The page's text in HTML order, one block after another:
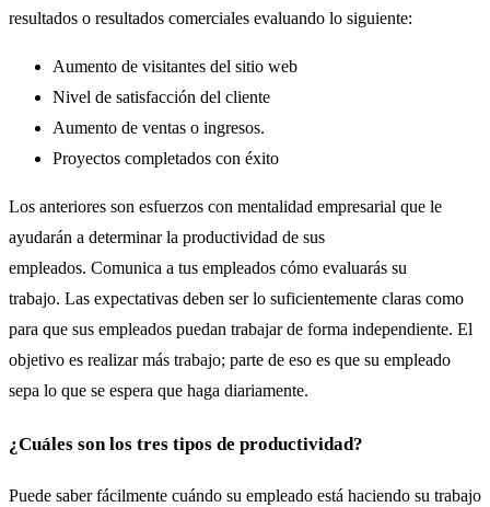
resultados o resultados comerciales evaluando lo siguiente:
Aumento de visitantes del sitio web
Nivel de satisfacción del cliente
Aumento de ventas o ingresos.
Proyectos completados con éxito
Los anteriores son esfuerzos con mentalidad empresarial que le
ayudarán a determinar la productividad de sus
empleados. Comunica a tus empleados cómo evaluarás su
trabajo. Las expectativas deben ser lo suficientemente claras como
para que sus empleados puedan trabajar de forma independiente. El
objetivo es realizar más trabajo; parte de eso es que su empleado
sepa lo que se espera que haga diariamente.
¿Cuáles son los tres tipos de productividad?
Puede saber fácilmente cuándo su empleado está haciendo su trabajo